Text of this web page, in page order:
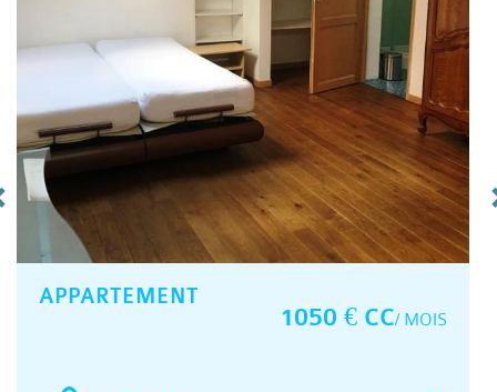
APPARTEMENT
1050 € CC/ MOIS